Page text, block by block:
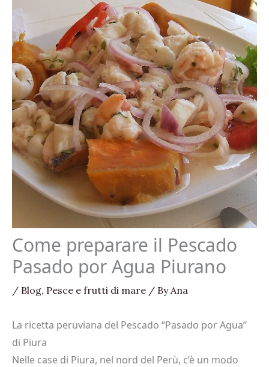
Come preparare il Pescado
Pasado por Agua Piurano
/ Blog, Pesce e frutti di mare / ByAna
La ricetta peruviana del Pescado “Pasado por Agua”
di Piura
Nelle case di Piura, nel nord del Perù, c’è un modo